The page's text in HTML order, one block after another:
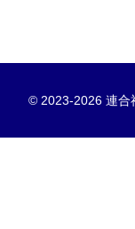
© 2023-2026 連合